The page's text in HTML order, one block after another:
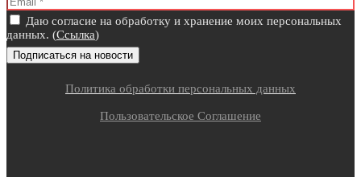
Даю согласие на обработку и хранение моих персональных
данных. (Ссылка)
Политика обработки персональных данных
Пользовательское Соглашение